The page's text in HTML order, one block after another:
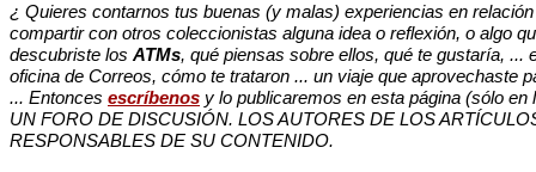
¿ Quieres contarnos tus buenas (y malas) experiencias en
compartir con otros coleccionistas alguna idea o reflexión, o algo
descubriste los ATMs, qué piensas sobre ellos, qué te gustaría, ...
oficina de Correos, cómo te trataron ... un viaje que aprovechaste
... Entonces escríbenos y lo publicaremos en esta página (sólo
UN FORO DE DISCUSIÓN. LOS AUTORES DE LOS
RESPONSABLES DE SU CONTENIDO.